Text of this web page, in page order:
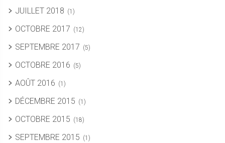
JUILLET 2018 (1)
OCTOBRE 2017 (12)
SEPTEMBRE 2017 (5)
OCTOBRE 2016 (5)
AOÛT 2016 (1)
DÉCEMBRE 2015 (1)
OCTOBRE 2015 (18)
SEPTEMBRE 2015 (1)